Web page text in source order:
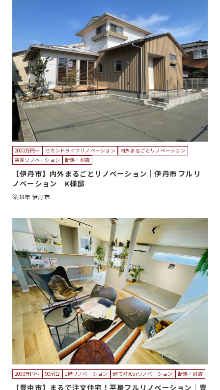
2000万円〜 セカンドライフリノベーション
内外まるごとリノベーション
実家リノベーション
断熱・耐震
【伊丹市】内外まるごとリノベーション｜伊丹市 フルリ
ノベーション K様邸
築38年 伊丹市
2000万円〜 90㎡台 1階リノベーション 建て替えorリノベーション 断熱・耐震
【豊中市】まるで注文住宅！平屋フルリノベーション｜豊